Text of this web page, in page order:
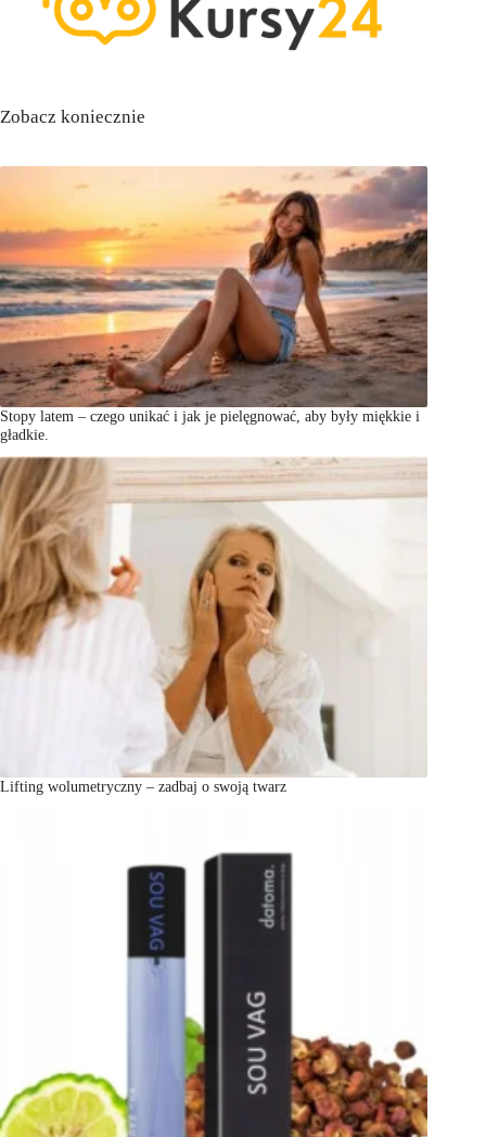
Zobacz koniecznie
Stopy latem – czego unikać i jak je pielęgnować, aby były miękkie i
gładkie.
Lifting wolumetryczny – zadbaj o swoją twarz